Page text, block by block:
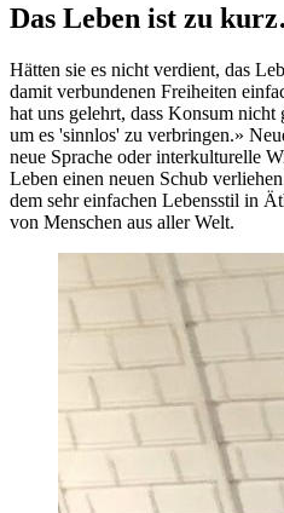
Das Leben ist zu
Hätten sie es nicht verdient, das
damit verbundenen Freiheiten
hat uns gelehrt, dass Konsum
um es 'sinnlos' zu verbringen.»
neue Sprache oder interkulturelle
Leben einen neuen Schub
dem sehr einfachen Lebensstil in
von Menschen aus aller Welt.